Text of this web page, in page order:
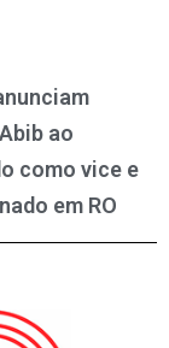
ao
como vice e
em RO